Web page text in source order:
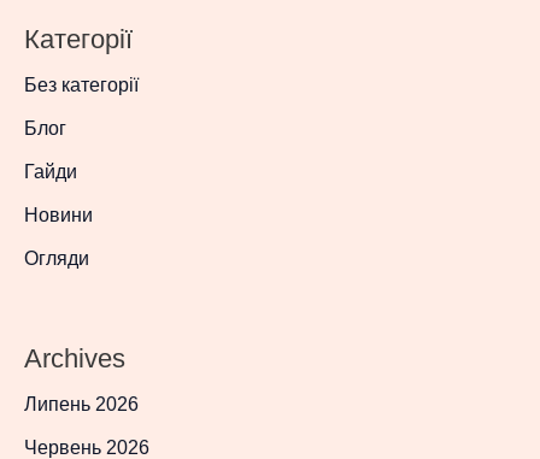
Категорії
Без категорії
Блог
Гайди
Новини
Огляди
Archives
Липень 2026
Червень 2026